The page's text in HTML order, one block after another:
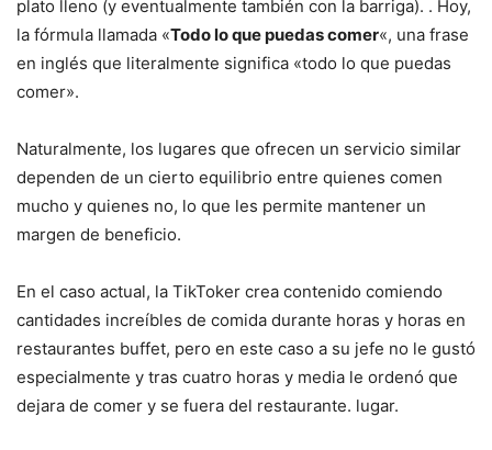
plato lleno (y eventualmente también con la barriga). . Hoy,
la fórmula llamada «Todo lo que puedas comer«, una frase
en inglés que literalmente significa «todo lo que puedas
comer».
Naturalmente, los lugares que ofrecen un servicio similar
dependen de un cierto equilibrio entre quienes comen
mucho y quienes no, lo que les permite mantener un
margen de beneficio.
En el caso actual, la TikToker crea contenido comiendo
cantidades increíbles de comida durante horas y horas en
restaurantes buffet, pero en este caso a su jefe no le gustó
especialmente y tras cuatro horas y media le ordenó que
dejara de comer y se fuera del restaurante. lugar.